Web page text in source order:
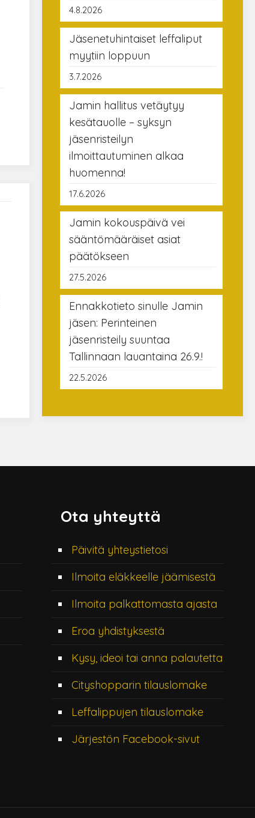
4.8.2026
Jäsenetuhintaiset leffaliput
myytiin loppuun
3.7.2026
Jamin hallitus vetäytyy
kesätauolle – syksyn
jäsenristeilyn
ilmoittautuminen alkaa
huomenna!
17.6.2026
Jamin kokouspäivä vei
sääntömääräiset asiat
päätökseen
27.5.2026
Ennakkotieto sinulle Jamin
jäsen: Perinteinen
jäsenristeily suuntaa
Tallinnaan lauantaina 26.9.!
22.5.2026
Ota yhteyttä
Päivitä yhteystietosi
Ilmoita eläkkeelle jäämisestä
Ilmoita palkattomasta ajasta
Eroa yhdistyksestä
Kysy, ideoi tai anna palautetta
Cityshopparin tilauslomake
Leffalippujen tilauslomake
Järjestön Facebook-sivut